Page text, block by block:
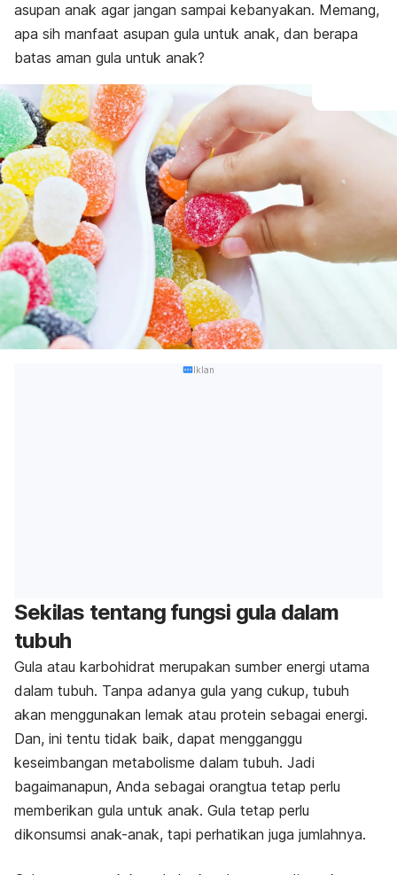
asupan anak agar jangan sampai kebanyakan. Memang,
apa sih manfaat asupan gula untuk anak, dan berapa
batas aman gula untuk anak?
Iklan
Sekilas tentang fungsi gula dalam
tubuh
Gula atau karbohidrat merupakan sumber energi utama
dalam tubuh. Tanpa adanya gula yang cukup, tubuh
akan menggunakan lemak atau protein sebagai energi.
Dan, ini tentu tidak baik, dapat mengganggu
keseimbangan metabolisme dalam tubuh. Jadi
bagaimanapun, Anda sebagai orangtua tetap perlu
memberikan gula untuk anak. Gula tetap perlu
dikonsumsi anak-anak, tapi perhatikan juga jumlahnya.